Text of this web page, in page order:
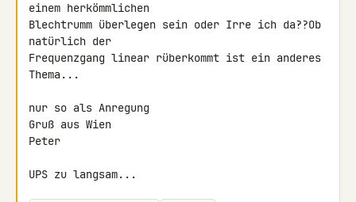
einem herkömmlichen
Blechtrumm überlegen sein oder Irre ich da??Ob
natürlich der
Frequenzgang linear rüberkommt ist ein anderes
Thema...
nur so als Anregung
Gruß aus Wien
Peter
UPS zu langsam...